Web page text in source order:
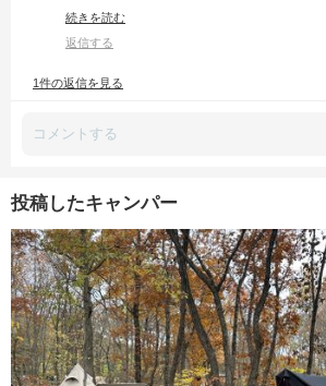
続きを読む
返信する
1件の返信を見る
投稿したキャンパー